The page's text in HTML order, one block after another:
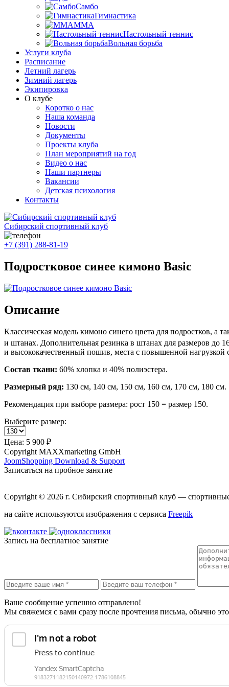
Самбо
Гимнастика
MMA
Настольный теннис
Вольная борьба
Услуги клуба
Расписание
Летний лагерь
Зимний лагерь
Экипировка
О клубе
Коротко о нас
Наша команда
Новости
Документы
Проекты клуба
План мероприятий на год
Видео о нас
Наши партнеры
Вакансии
Детская психология
Контакты
Сибирский спортивный клуб
+7 (391) 288-81-19
Подростковое синее кимоно Basic
Описание
Классическая модель кимоно синего цвета для подростков,
и штанах. Дополнительная резинка в штанах для размеров до
и высококачественный пошив, места с повышенной
Состав ткани: 60% хлопка и 40% полиэстера.
Размерный ряд: 130 см, 140 см, 150 см, 160 см, 170 см, 180 см.
Рекомендация при выборе размера: рост 150 = размер 150.
Выберите размер:
Цена: 5 900 ₽
Copyright MAXXmarketing GmbH
JoomShopping Download & Support
Записаться на пробное занятие
Copyright © 2026 г. Сибирский спортивный клуб —
на сайте используются изображения с сервиса Freepik
Запись на бесплатное занятие
Ваше сообщение успешно отправлено!
Мы свяжемся с вами сразу после прочтения письма, обычно